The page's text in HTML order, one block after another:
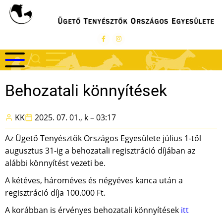
Ugrás
Behozatali könnyítések
KK
2025. 07. 01., k – 03:17
Az Ügető Tenyésztők Országos Egyesülete július 1-től
augusztus 31-ig a behozatali regisztráció díjában az
alábbi könnyítést vezeti be.
A kétéves, hároméves és négyéves kanca után a
regisztráció díja 100.000 Ft.
A korábban is érvényes behozatali könnyítések itt